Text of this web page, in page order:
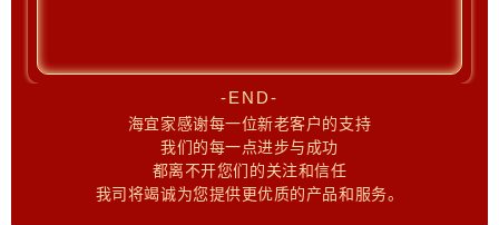
-END-
海宜家感谢每一位新老客户的支持
我们的每一点进步与成功
都离不开您们的关注和信任
我司将竭诚为您提供更优质的产品和服务。